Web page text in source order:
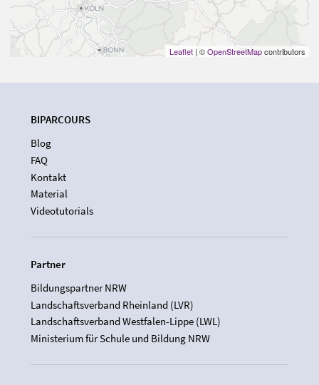
Leaflet | ©OpenStreetMapcontributors
BIPARCOURS
Blog
FAQ
Kontakt
Material
Videotutorials
Partner
Bildungspartner NRW
Landschaftsverband Rheinland (LVR)
Landschaftsverband Westfalen-Lippe (LWL)
Ministerium für Schule und Bildung NRW